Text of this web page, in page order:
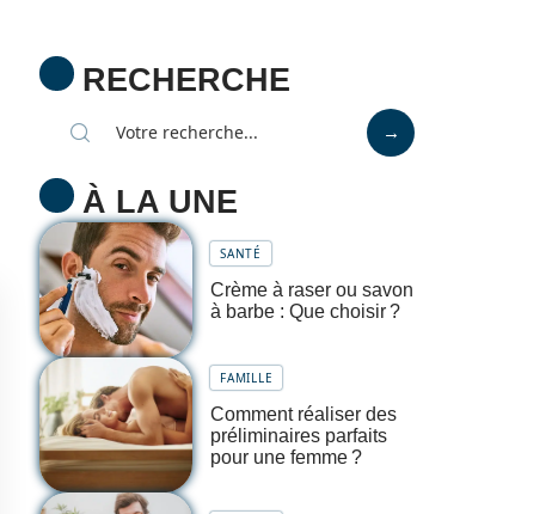
RECHERCHE
À LA UNE
SANTÉ
Crème à raser ou savon
à barbe : Que choisir ?
FAMILLE
Comment réaliser des
préliminaires parfaits
pour une femme ?